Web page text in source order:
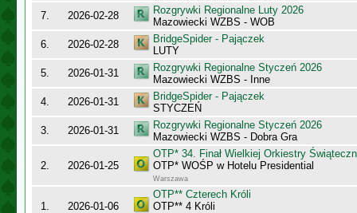
7.
2026-02-28
Rozgrywki Regionalne Luty 2026
Mazowiecki WZBS - WOB
6.
2026-02-28
BridgeSpider - Pajączek
LUTY
5.
2026-01-31
Rozgrywki Regionalne Styczeń 2026
Mazowiecki WZBS - Inne
4.
2026-01-31
BridgeSpider - Pajączek
STYCZEŃ
3.
2026-01-31
Rozgrywki Regionalne Styczeń 2026
Mazowiecki WZBS - Dobra Gra
2. 2026-01-25
OTP* 34. Finał Wielkiej Orkiestry
OTP* WOŚP w Hotelu Presidential
Warszawa
1. 2026-01-06
OTP** Czterech Króli
OTP** 4 Króli